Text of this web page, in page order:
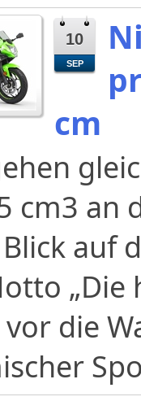
10
SEP
cm
cm3 an
auf
„Die
die